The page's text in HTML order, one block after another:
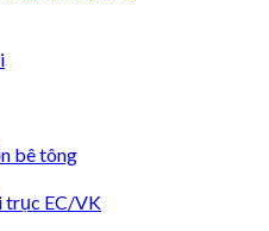
bê tông
trục EC/VK